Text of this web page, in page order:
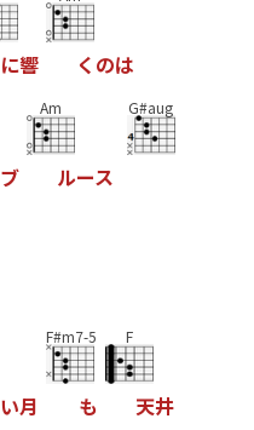
に響 く のは
ブ
Am
ルース
G#aug
い月
F#m7-5
も
F
天井